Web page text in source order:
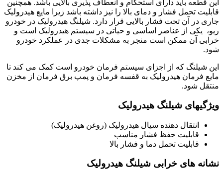
این قطعه باید دارای استحکام و انعطاف پذیری بالایی باشد. همچنین
قابلیت تحمل فشار و دمای بالا را نیز داشته باشد زیرا مایع هیدرولیک
جاری در آن تحت فشار بالایی قرار دارد. شیلنگ هیدرولیک در خودرو
ریو، یکی از عناصر اساسی و حیاتی در سیستم هیدرولیک است و
خرابی آن ممکن است منجر به مشکلات جدی در عملکرد خودرو
شود.
این شیلنگ که از اجزای سیستم فرمان خودرو است کمک می کند تا
مایع فرمان هیدرولیک به قفسه فرمان و پمپ برق فرمان از مخزن
منتقل شود.
ویژگیهای شیلنگ هیدرولیک
انتقال دهنده سیال هیدرولیک (روغن هیدرولیک)
قابلیت حفظ فشار مناسب
قابلیت تحمل دما و فشار بالا
نشانه های خرابی شیلنگ هیدرولیک